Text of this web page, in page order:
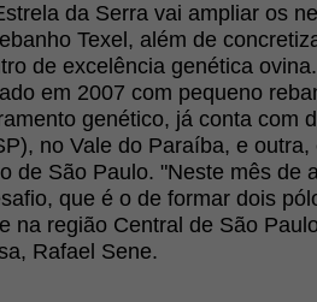
da Serra vai ampliar os
Texel, além de
de excelência genética
em 2007 com pequeno
genético, já conta com
no Vale do Paraíba, e
de São Paulo. "Neste mês de
que é o de formar dois
na região Central de São
Rafael Sene.